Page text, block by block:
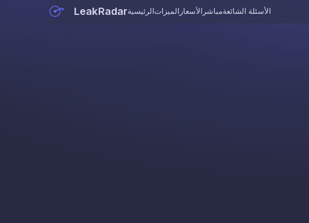
LeakRadarالرئيسيةالميزات الأسعار مباشرالأسئلة الشائعة